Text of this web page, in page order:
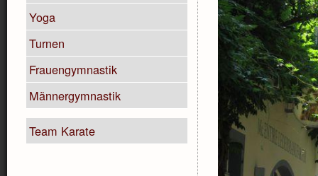
Yoga
Turnen
Frauengymnastik
Männergymnastik
Team Karate